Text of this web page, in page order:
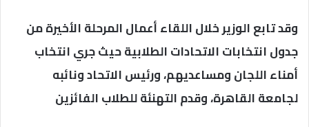
وقد تابع الوزير خلال اللقاء أعمال المرحلة الأخيرة من
جدول انتخابات الاتحادات الطلابية حيث جري انتخاب
أمناء اللجان ومساعديهم، ورئيس الاتحاد ونائبه
لجامعة القاهرة، وقدم التهنئة للطلاب الفائزين